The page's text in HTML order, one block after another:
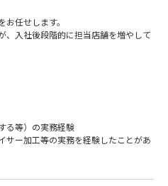
きる
々高まっており、今後も拡大が見込
戦略に置かれており、モノづくりの
できる
な環境で、現地スタッフとモノづく
できます。
とができ、将来的には経営を担うこと
任せします。
、入社後段階的に担当店舗を増やして
る等）の実務経験
サー加工等の実務を経験したことがあ
食品量販店）での精肉部門経験あれ